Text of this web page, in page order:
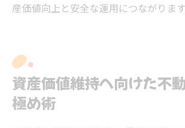
産価値向上と安全な運用につながります
資産価値維持へ向けた不
極め術